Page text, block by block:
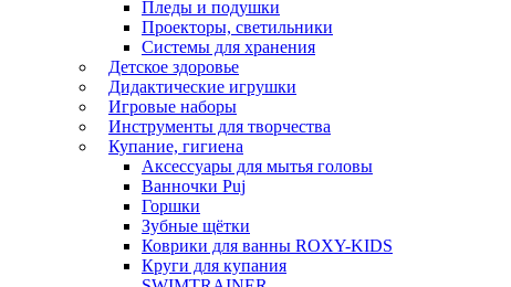
Пледы и подушки
Проекторы, светильники
Системы для хранения
Детское здоровье
Дидактические игрушки
Игровые наборы
Инструменты для творчества
Купание, гигиена
Аксессуары для мытья головы
Ванночки Puj
Горшки
Зубные щётки
Коврики для ванны ROXY-KIDS
Круги для купания